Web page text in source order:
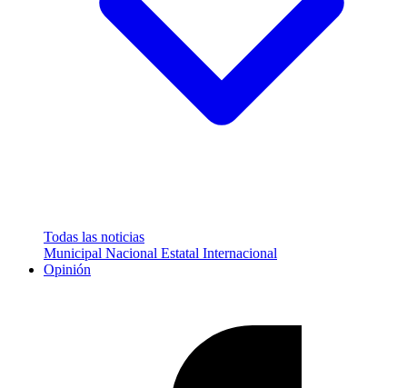
Todas las noticias
Municipal Nacional Estatal Internacional
Opinión